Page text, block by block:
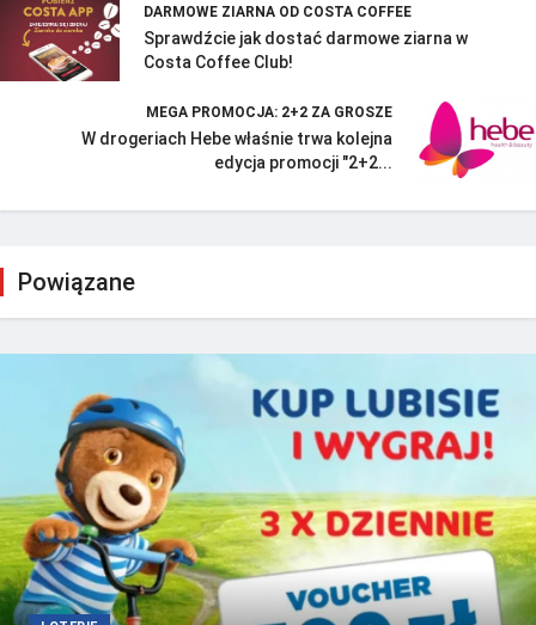
DARMOWE ZIARNA OD COSTA COFFEE
Sprawdźcie jak dostać darmowe ziarna w
Costa Coffee Club!
MEGA PROMOCJA: 2+2 ZA GROSZE
W drogeriach Hebe właśnie trwa kolejna
edycja promocji "2+2...
Powiązane